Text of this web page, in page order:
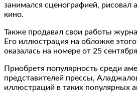
занимался сценографией, рисовал
кино.
Также продавал свои работы
Его иллюстрация на обложке
оказалась на номере от 25
Приобретя популярность среди
представителей прессы,
иллюстраций в таких популярных